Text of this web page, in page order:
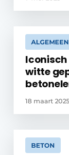
ALGEMEEN
witte
18 maart 2025
BETON